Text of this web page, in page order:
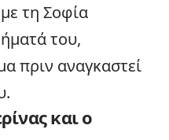
τη Σοφία
του,
πριν αναγκαστεί
και ο